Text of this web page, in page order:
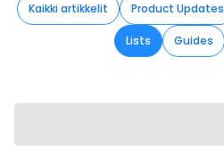
Kaikki artikkelit Product Updates
Lists Guides